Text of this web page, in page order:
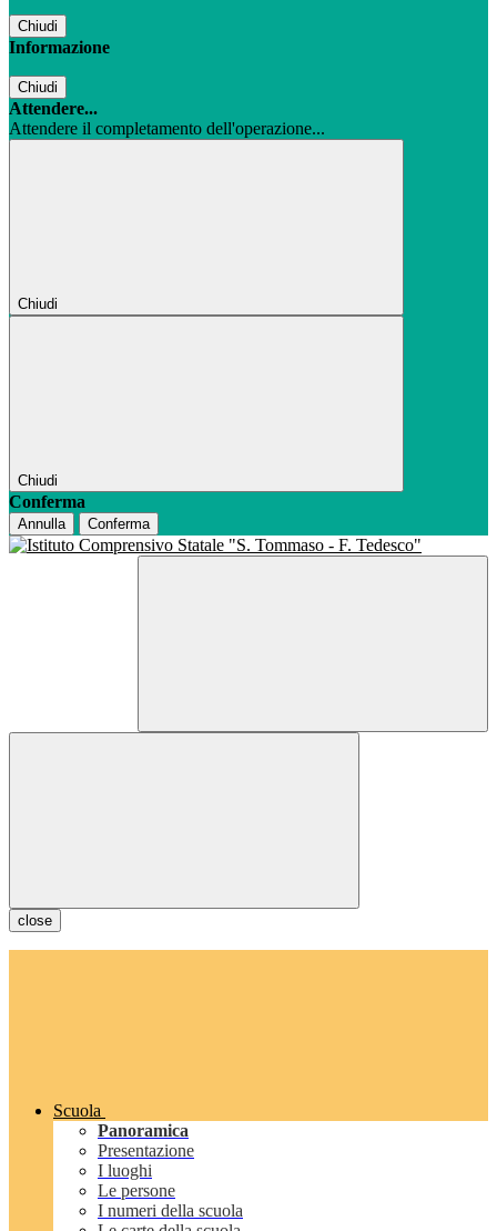
Chiudi
Informazione
Chiudi
Attendere...
Attendere il completamento dell'operazione...
Chiudi
Chiudi
Conferma
Annulla Conferma
close
Scuola
Panoramica
Presentazione
I luoghi
Le persone
I numeri della scuola